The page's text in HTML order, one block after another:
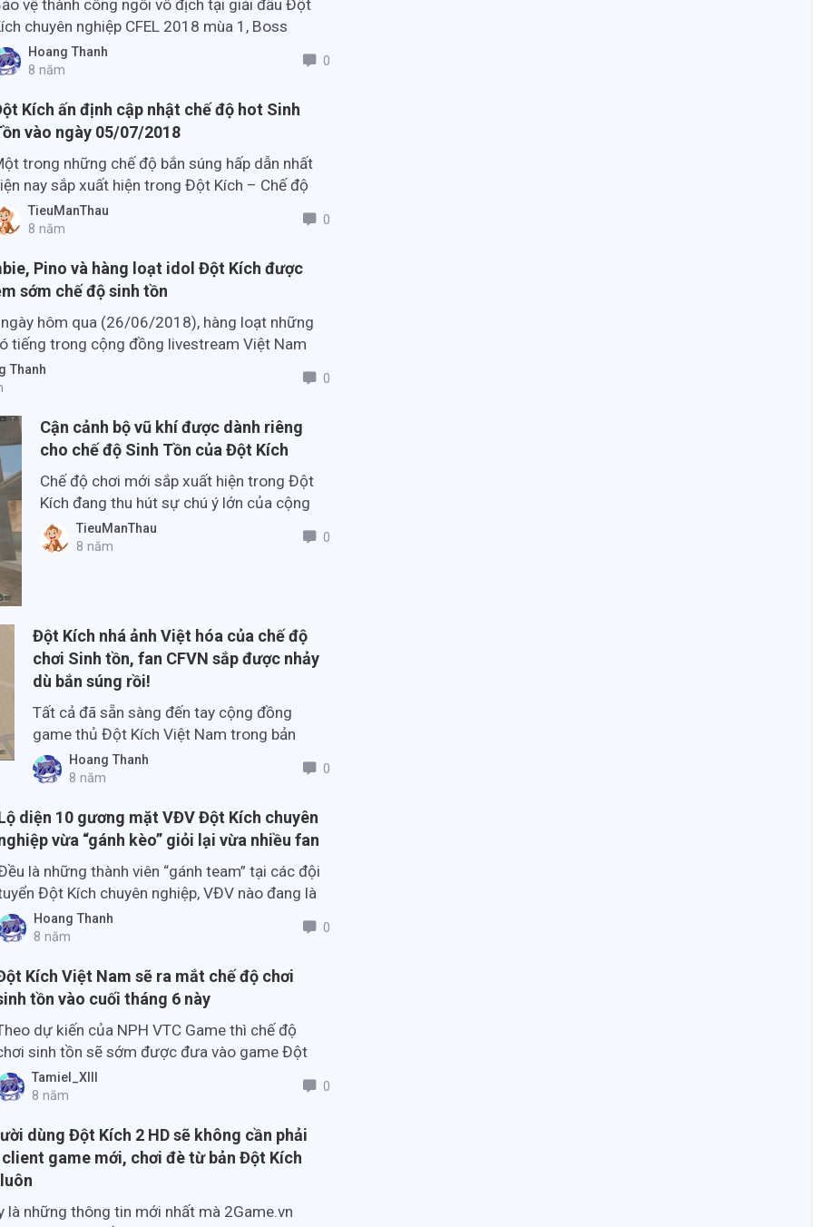
vệ thành công ngôi vô địch tại giải đấu Đột
chuyên nghiệp CFEL 2018 mùa 1, Boss
mang về cho mình 150 triệu đồng tiền
Hoang Thanh
8 năm
0
Kích ấn định cập nhật chế độ hot Sinh
vào ngày 05/07/2018
trong những chế độ bắn súng hấp dẫn nhất
nay sắp xuất hiện trong Đột Kích – Chế độ
tồn đã được ấn định cập nhật vào
7/2018.
TieuManThau
8 năm
0
Pino và hàng loạt idol Đột Kích được
sớm chế độ sinh tồn
hôm qua (26/06/2018), hàng loạt những
tiếng trong cộng đồng livestream Việt Nam
chục game thủ Đột Kích đã có mặt tại iLink
– Hà Nội để tham gia trải nghiệm chế độ
Thanh
0
Cận cảnh bộ vũ khí được dành riêng
cho chế độ Sinh Tồn của Đột Kích
Chế độ chơi mới sắp xuất hiện trong Đột
Kích đang thu hút sự chú ý lớn của cộng
đồng.TieuManThau
8 năm
0
Đột Kích nhá ảnh Việt hóa của chế độ
chơi Sinh tồn, fan CFVN sắp được nhảy
dù bắn súng rồi!
Tất cả đã sẵn sàng đến tay cộng đồng
game thủ Đột Kích Việt Nam trong bản
cập nhất chính thức sắp tới.
Hoang Thanh
8 năm
0
diện 10 gương mặt VĐV Đột Kích chuyên
vừa “gánh kèo” giỏi lại vừa nhiều fan
là những thành viên “gánh team” tại các đội
Đột Kích chuyên nghiệp, VĐV nào đang là
người có tầm ảnh hưởng nhất trong team?
Hoang Thanh
8 năm
0
Kích Việt Nam sẽ ra mắt chế độ chơi
tồn vào cuối tháng 6 này
dự kiến của NPH VTC Game thì chế độ
sinh tồn sẽ sớm được đưa vào game Đột
Việt Nam tầm trong cuối tháng 6/2018
Tamiel_XIII
8 năm
0
dùng Đột Kích 2 HD sẽ không cần phải
game mới, chơi đè từ bản Đột Kích
là những thông tin mới nhất mà 2Game.vn